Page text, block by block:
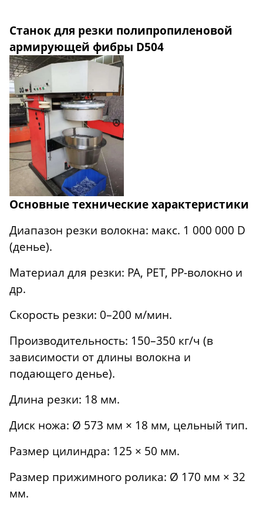
Станок для резки полипропиленовой
армирующей фибры D504
Основные технические характеристики
Диапазон резки волокна: макс. 1 000 000 D
(денье).
Материал для резки: PA, PET, PP-волокно и
др.
Скорость резки: 0–200 м/мин.
Производительность: 150–350 кг/ч (в
зависимости от длины волокна и
подающего денье).
Длина резки: 18 мм.
Диск ножа: Ø 573 мм × 18 мм, цельный тип.
Размер цилиндра: 125 × 50 мм.
Размер прижимного ролика: Ø 170 мм × 32
мм.